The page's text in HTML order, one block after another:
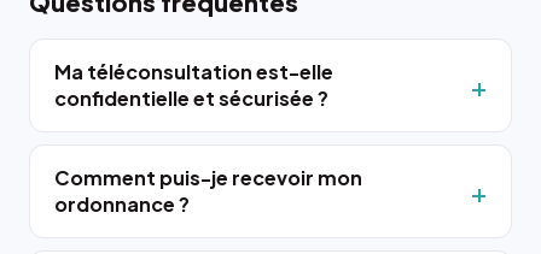
Ma téléconsultation est-elle
confidentielle et sécurisée ?
Comment puis-je recevoir mon
ordonnance ?